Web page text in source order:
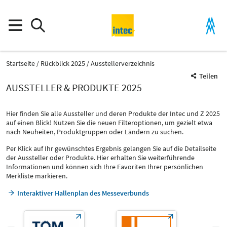
Startseite Rückblick 2025
Ausstellerverzeichnis
Teilen
AUSSTELLER & PRODUKTE 2025
Hier finden Sie alle Aussteller und deren Produkte der Intec und Z 2025
auf einen Blick! Nutzen Sie die neuen Filteroptionen, um gezielt etwa
nach Neuheiten, Produktgruppen oder Ländern zu suchen.
Per Klick auf Ihr gewünschtes Ergebnis gelangen Sie auf die Detailseite
der Aussteller oder Produkte. Hier erhalten Sie weiterführende
Informationen und können sich Ihre Favoriten Ihrer persönlichen
Merkliste markieren.
Interaktiver Hallenplan des Messeverbunds
Produktgruppe